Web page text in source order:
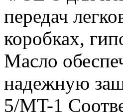
передач
коробках,
Масло
надежную
5/MT-1